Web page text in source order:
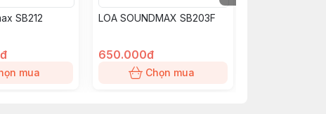
SB212
mua
LOA SOUNDMAX SB203F
650.000đ
Chọn mua